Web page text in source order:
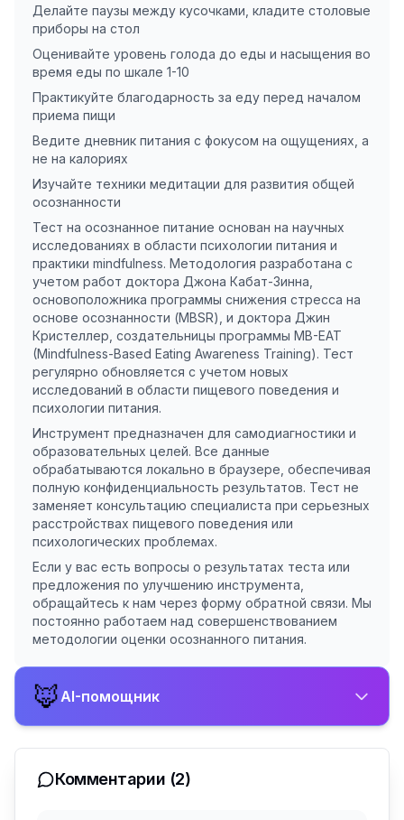
Делайте паузы между кусочками, кладите столовые
приборы на стол
Оценивайте уровень голода до еды и насыщения во
время еды по шкале 1-10
Практикуйте благодарность за еду перед началом
приема пищи
Ведите дневник питания с фокусом на ощущениях, а
не на калориях
Изучайте техники медитации для развития общей
осознанности
Тест на осознанное питание основан на научных
исследованиях в области психологии питания и
практики mindfulness. Методология разработана с
учетом работ доктора Джона Кабат-Зинна,
основоположника программы снижения стресса на
основе осознанности (MBSR), и доктора Джин
Кристеллер, создательницы программы MB-EAT
(Mindfulness-Based Eating Awareness Training). Тест
регулярно обновляется с учетом новых
исследований в области пищевого поведения и
психологии питания.
Инструмент предназначен для самодиагностики и
образовательных целей. Все данные
обрабатываются локально в браузере, обеспечивая
полную конфиденциальность результатов. Тест не
заменяет консультацию специалиста при серьезных
расстройствах пищевого поведения или
психологических проблемах.
Если у вас есть вопросы о результатах теста или
предложения по улучшению инструмента,
обращайтесь к нам через форму обратной связи. Мы
постоянно работаем над совершенствованием
методологии оценки осознанного питания.
🦊AI-помощник
Комментарии (2)